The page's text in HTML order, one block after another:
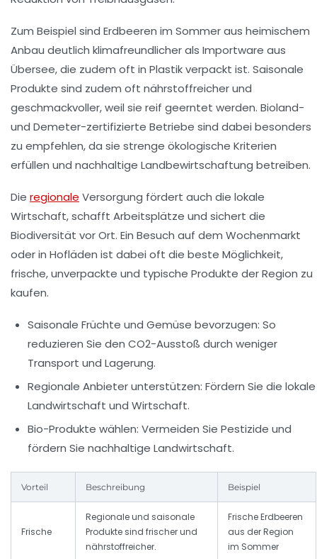
Zum Beispiel sind Erdbeeren im Sommer aus heimischem
Anbau deutlich klimafreundlicher als Importware aus
Übersee, die zudem oft in Plastik verpackt ist. Saisonale
Produkte sind zudem oft nährstoffreicher und
geschmackvoller, weil sie reif geerntet werden. Bioland-
und Demeter-zertifizierte Betriebe sind dabei besonders
zu empfehlen, da sie strenge ökologische Kriterien
erfüllen und nachhaltige Landbewirtschaftung betreiben.
Die regionale Versorgung fördert auch die lokale
Wirtschaft, schafft Arbeitsplätze und sichert die
Biodiversität vor Ort. Ein Besuch auf dem Wochenmarkt
oder in Hofläden ist dabei oft die beste Möglichkeit,
frische, unverpackte und typische Produkte der Region zu
kaufen.
Saisonale Früchte und Gemüse bevorzugen: So
reduzieren Sie den CO2-Ausstoß durch weniger
Transport und Lagerung.
Regionale Anbieter unterstützen: Fördern Sie die lokale
Landwirtschaft und Wirtschaft.
Bio-Produkte wählen: Vermeiden Sie Pestizide und
fördern Sie nachhaltige Landwirtschaft.
Vorteil Beschreibung Beispiel
Frische
Regionale und saisonale
Produkte sind frischer und
nährstoffreicher.
Frische Erdbeeren
aus der Region
im Sommer